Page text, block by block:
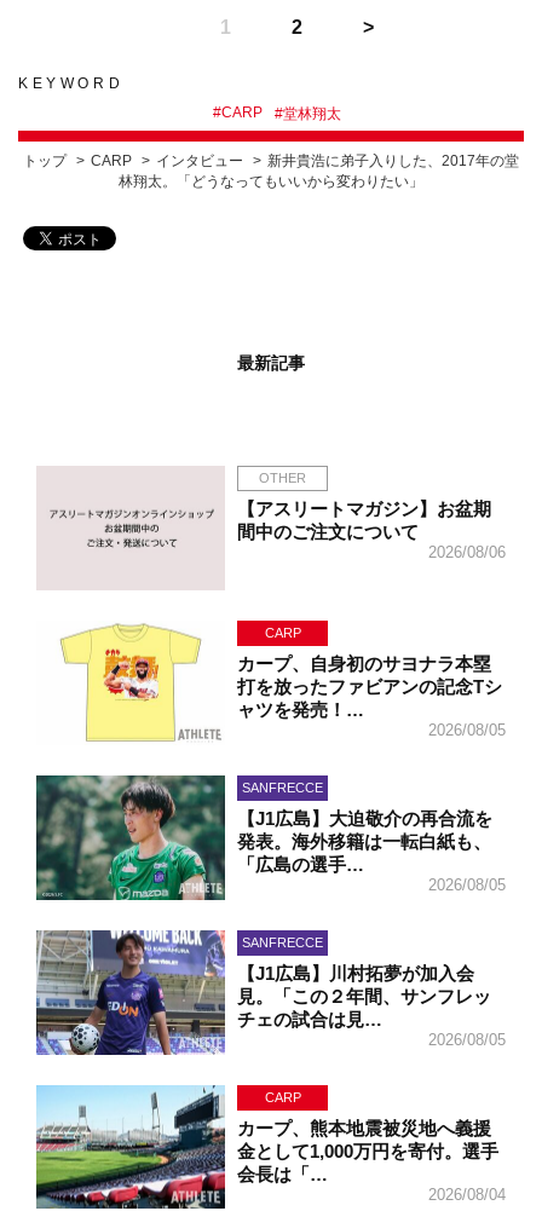
1 2
KEYWORD
#CARP #堂林翔太
トップ CARP インタビュー
新井貴浩に弟子入りした、2017年の堂
林翔太。「どうなってもいいから変わりたい」
最新記事
OTHER
【アスリートマガジン】お盆期
間中のご注文について
2026/08/06
CARP
カープ、自身初のサヨナラ本塁
打を放ったファビアンの記念Tシ
ャツを発売！…
2026/08/05
SANFRECCE
【J1広島】大迫敬介の再合流を
発表。海外移籍は一転白紙も、
「広島の選手…
2026/08/05
SANFRECCE
【J1広島】川村拓夢が加入会
見。「この２年間、サンフレッ
チェの試合は見…
2026/08/05
CARP
カープ、熊本地震被災地へ義援
金として1,000万円を寄付。選手
会長は「…
2026/08/04